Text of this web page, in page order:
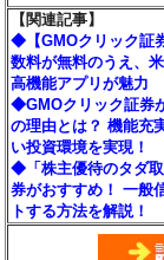
【関連記事】
◆【GMOクリック証
数料が無料のうえ、
高機能アプリが魅力
◆GMOクリック証券
の理由とは？ 機能充
い投資環境を実現！
◆「株主優待のタダ
券がおすすめ！ 一般
トする方法を解説！